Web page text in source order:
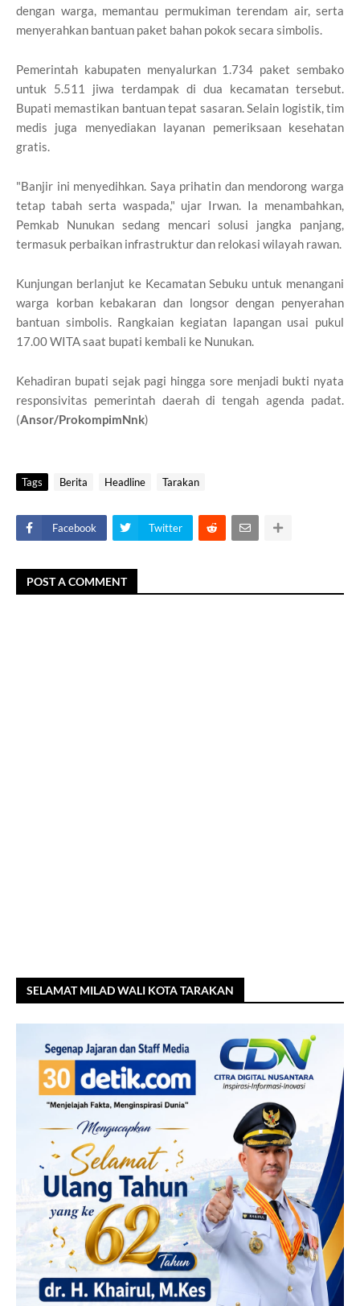
dengan warga, memantau permukiman terendam air, serta
menyerahkan bantuan paket bahan pokok secara simbolis.
Pemerintah kabupaten menyalurkan 1.734 paket sembako
untuk 5.511 jiwa terdampak di dua kecamatan tersebut.
Bupati memastikan bantuan tepat sasaran. Selain logistik, tim
medis juga menyediakan layanan pemeriksaan kesehatan
gratis.
"Banjir ini menyedihkan. Saya prihatin dan mendorong warga
tetap tabah serta waspada," ujar Irwan. Ia menambahkan,
Pemkab Nunukan sedang mencari solusi jangka panjang,
termasuk perbaikan infrastruktur dan relokasi wilayah rawan.
Kunjungan berlanjut ke Kecamatan Sebuku untuk menangani
warga korban kebakaran dan longsor dengan penyerahan
bantuan simbolis. Rangkaian kegiatan lapangan usai pukul
17.00 WITA saat bupati kembali ke Nunukan.
Kehadiran bupati sejak pagi hingga sore menjadi bukti nyata
responsivitas pemerintah daerah di tengah agenda padat.
(Ansor/ProkompimNnk)
Tags Berita Headline Tarakan
Facebook Twitter
POST A COMMENT
SELAMAT MILAD WALI KOTA TARAKAN